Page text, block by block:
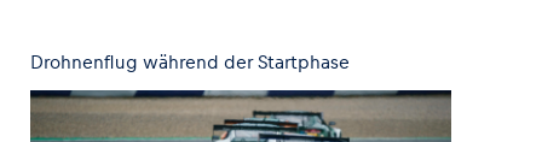
Drohnenflug während der Startphase